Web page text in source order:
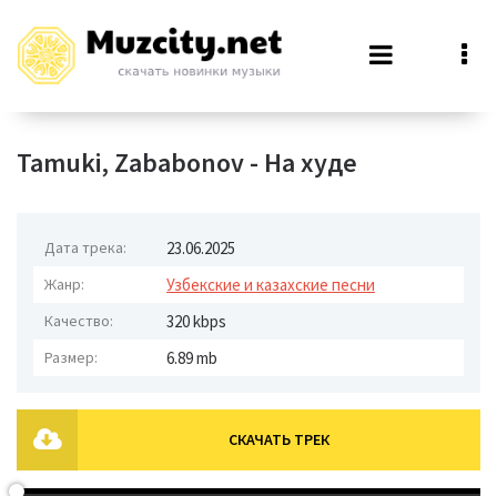
Tamuki, Zababonov - На худе
Дата трека: 23.06.2025
Жанр: Узбекские и казахские песни
Качество: 320 kbps
Размер: 6.89 mb
СКАЧАТЬ ТРЕК